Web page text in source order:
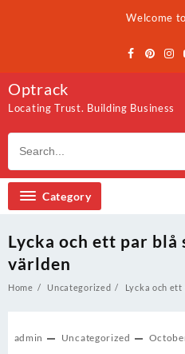
Welcome
Optrack
Locating Trust. Building Business
Category
Lycka och ett par blå
världen
Home Uncategorized Lycka och
admin Uncategorized